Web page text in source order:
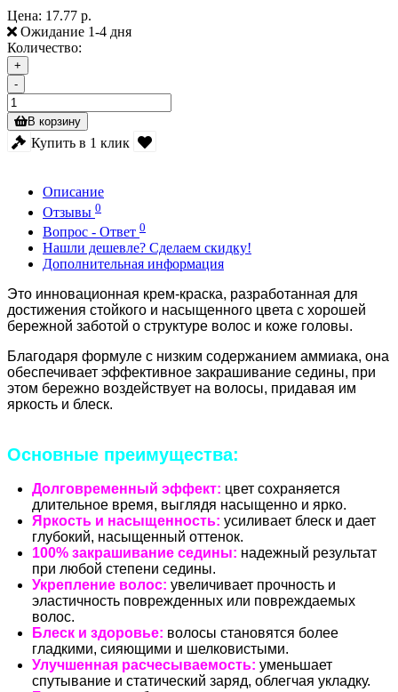
Цена: 17.77 р.
Ожидание 1-4 дня
Количество:
+
-
В корзину
Купить в 1 клик
Описание
Отзывы 0
Вопрос - Ответ 0
Нашли дешевле? Сделаем скидку!
Дополнительная информация
Это инновационная крем-краска, разработанная для
достижения стойкого и насыщенного цвета с хорошей
бережной заботой о структуре волос и коже головы.
Благодаря формуле с низким содержанием аммиака, она
обеспечивает эффективное закрашивание седины, при
этом бережно воздействует на волосы, придавая им
яркость и блеск.
Основные преимущества:
Долговременный эффект: цвет сохраняется
длительное время, выглядя насыщенно и ярко.
Яркость и насыщенность: усиливает блеск и дает
глубокий, насыщенный оттенок.
100% закрашивание седины: надежный результат
при любой степени седины.
Укрепление волос: увеличивает прочность и
эластичность поврежденных или повреждаемых
волос.
Блеск и здоровье: волосы становятся более
гладкими, сияющими и шелковистыми.
Улучшенная расчесываемость: уменьшает
спутывание и статический заряд, облегчая укладку.